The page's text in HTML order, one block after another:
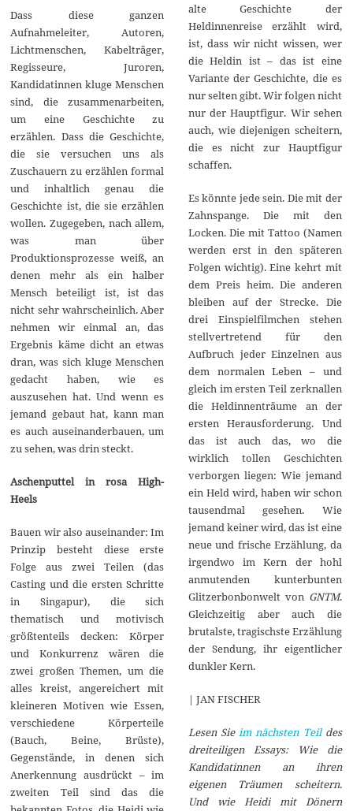
Dass diese ganzen
Aufnahmeleiter, Autoren,
Lichtmenschen, Kabelträger,
Regisseure, Juroren,
Kandidatinnen kluge Menschen
sind, die zusammenarbeiten,
um eine Geschichte zu
erzählen. Dass die Geschichte,
die sie versuchen uns als
Zuschauern zu erzählen formal
und inhaltlich genau die
Geschichte ist, die sie erzählen
wollen. Zugegeben, nach allem,
was man über
Produktionsprozesse weiß, an
denen mehr als ein halber
Mensch beteiligt ist, ist das
nicht sehr wahrscheinlich. Aber
nehmen wir einmal an, das
Ergebnis käme dicht an etwas
dran, was sich kluge Menschen
gedacht haben, wie es
auszusehen hat. Und wenn es
jemand gebaut hat, kann man
es auch auseinanderbauen, um
zu sehen, was drin steckt.
Aschenputtel in rosa High-
Heels
Bauen wir also auseinander: Im
Prinzip besteht diese erste
Folge aus zwei Teilen (das
Casting und die ersten Schritte
in Singapur), die sich
thematisch und motivisch
größtenteils decken: Körper
und Konkurrenz wären die
zwei großen Themen, um die
alles kreist, angereichert mit
kleineren Motiven wie Essen,
verschiedene Körperteile
(Bauch, Beine, Brüste),
Gegenstände, in denen sich
Anerkennung ausdrückt – im
zweiten Teil sind das die
alte Geschichte der
Heldinnenreise erzählt wird,
ist, dass wir nicht wissen, wer
die Heldin ist – das ist eine
Variante der Geschichte, die es
nur selten gibt. Wir folgen nicht
nur der Hauptfigur. Wir sehen
auch, wie diejenigen scheitern,
die es nicht zur Hauptfigur
schaffen.
Es könnte jede sein. Die mit der
Zahnspange. Die mit den
Locken. Die mit Tattoo (Namen
werden erst in den späteren
Folgen wichtig). Eine kehrt mit
dem Preis heim. Die anderen
bleiben auf der Strecke. Die
drei Einspielfilmchen stehen
stellvertretend für den
Aufbruch jeder Einzelnen aus
dem normalen Leben – und
gleich im ersten Teil zerknallen
die Heldinnenträume an der
ersten Herausforderung. Und
das ist auch das, wo die
wirklich tollen Geschichten
verborgen liegen: Wie jemand
ein Held wird, haben wir schon
tausendmal gesehen. Wie
jemand keiner wird, das ist eine
neue und frische Erzählung, da
irgendwo im Kern der hohl
anmutenden kunterbunten
Glitzerbonbonwelt von GNTM.
Gleichzeitig aber auch die
brutalste, tragischste Erzählung
der Sendung, ihr eigentlicher
dunkler Kern.
| JAN FISCHER
Lesen Sie im nächsten Teil des
dreiteiligen Essays: Wie die
Kandidatinnen an ihren
eigenen Träumen scheitern.
Und wie Heidi mit Dönern